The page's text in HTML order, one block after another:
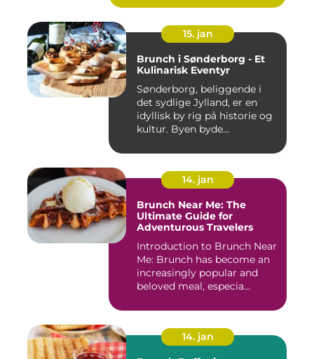
15. jan
Brunch i Sønderborg - Et
Kulinarisk Eventyr
Sønderborg, beliggende i
det sydlige Jylland, er en
idyllisk by rig på historie og
kultur. Byen byde...
14. jan
Brunch Near Me: The
Ultimate Guide for
Adventurous Travelers
Introduction to Brunch Near
Me: Brunch has become an
increasingly popular and
beloved meal, especia...
14. jan